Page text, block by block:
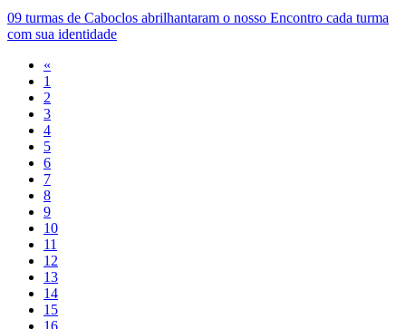
09 turmas de Caboclos abrilhantaram o nosso Encontro cada turma
com sua identidade
«
1
2
3
4
5
6
7
8
9
10
11
12
13
14
15